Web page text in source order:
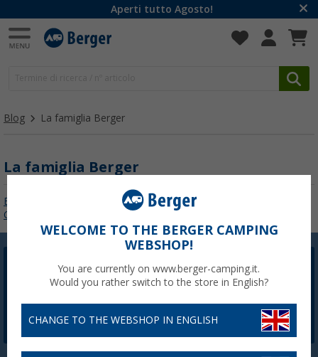
Aperti tutto Agosto!
Blog La famiglia Berger
La famiglia Berger
Berger
Conscious
Su di noi
Newsletter Berger
La registrazione alla newsletter non è attualmente
WELCOME TO THE BERGER CAMPING
WEBSHOP!
You are currently on www.berger-camping.it.
Would you rather switch to the store in English?
CHANGE TO THE WEBSHOP IN ENGLISH